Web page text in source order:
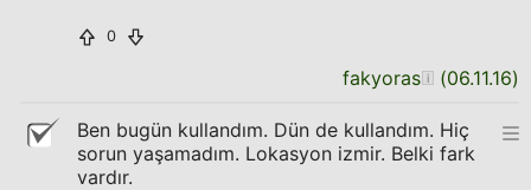
0
fakyoras (06.11.16)
Ben bugün kullandım. Dün de kullandım. Hiç
sorun yaşamadım. Lokasyon izmir. Belki fark
vardır.